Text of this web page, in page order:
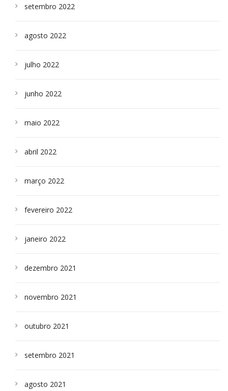
setembro 2022
agosto 2022
julho 2022
junho 2022
maio 2022
abril 2022
março 2022
fevereiro 2022
janeiro 2022
dezembro 2021
novembro 2021
outubro 2021
setembro 2021
agosto 2021